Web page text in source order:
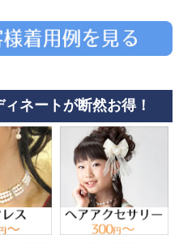
ネートが断然お得！